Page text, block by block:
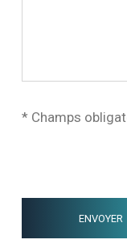
* Champs